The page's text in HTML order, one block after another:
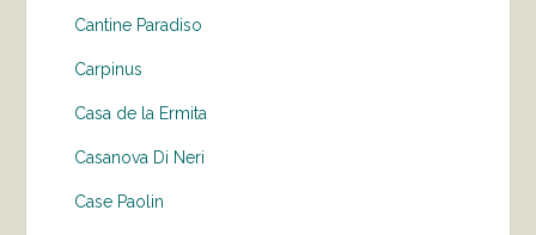
Cantine Paradiso
Carpinus
Casa de la Ermita
Casanova Di Neri
Case Paolin